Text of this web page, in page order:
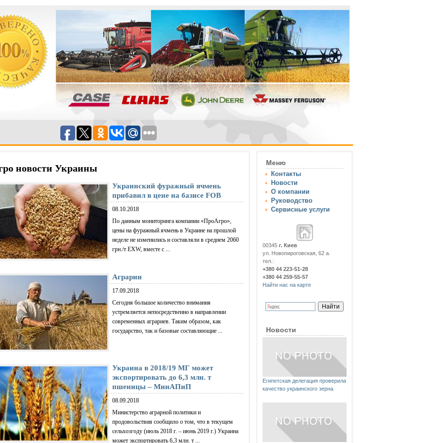
Меню
Контакты
Новости
О компании
Руководство
Сервисные услуги
00345 г. Киев
ул. Новопироговская, 62 а.
тел.:
+380 44 223-51-28
+380 44 259-55-57
Найти нас на карте
Новости
Египетская делегация проверила
качество украинского зерна
новости Украины
Украинский фуражный ячмень
прибавил в цене на базисе FOB
08.10.2018
По данным мониторинга компании «ПроАгро»,
цены на фуражный ячмень в Украине на прошлой
неделе не изменились и составляли в среднем 2060
грн./т EXW, вместе с ...
Аграрии
17.09.2018
Сегодня большое количество внимания
устремляется непосредственно в направлении
современных аграриев. Таким образом, как
государство, так и базовые составляющие ...
Украина в 2018/19 МГ может
экспортировать до 6,3 млн. т
пшеницы – МинАПиП
08.09.2018
Министерство аграрной политики и
продовольствия сообщило о том, что в текущем
сельхозгоду (июль 2018 г. – июнь 2019 г.) Украина
может экспортировать 6,3 млн. т ...